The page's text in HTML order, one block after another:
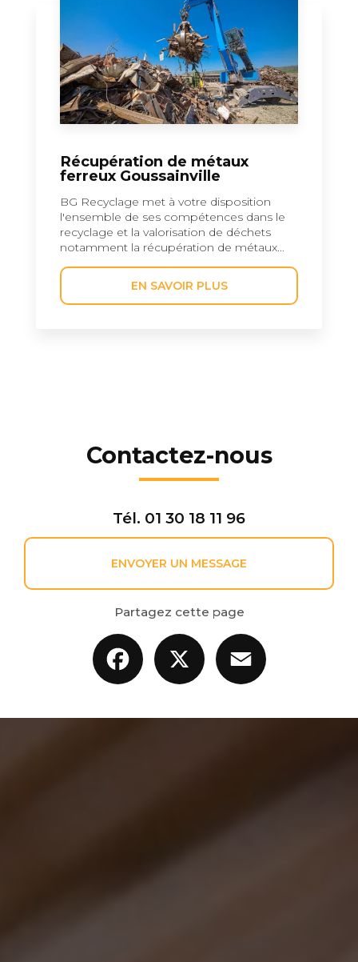
Récupération de métaux
ferreux Goussainville
BG Recyclage met à votre disposition
l'ensemble de ses compétences dans le
recyclage et la valorisation de déchets
notamment la récupération de métaux...
EN SAVOIR PLUS
Contactez-nous
Tél. 01 30 18 11 96
ENVOYER UN MESSAGE
Partagez cette page
Facebook